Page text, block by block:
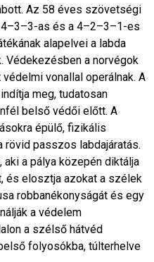
Az 58 éves szövetségi
4–3–3-as és a 4–2–3–1-es
alapelvei a labda
Védekezésben a norvégok
vonallal operálnak. A
meg, tudatosan
belső védői előtt. A
épülő, fizikális
rövid passzos labdajáratás.
aki a pálya közepén diktálja
és elosztja azokat a szélek
robbanékonyságát és egy
a védelem
a szélső hátvéd
folyosókba, túlterhelve